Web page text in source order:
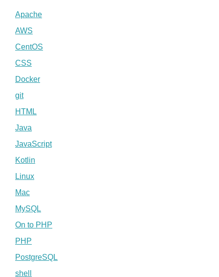
Apache
AWS
CentOS
CSS
Docker
git
HTML
Java
JavaScript
Kotlin
Linux
Mac
MySQL
On to PHP
PHP
PostgreSQL
shell